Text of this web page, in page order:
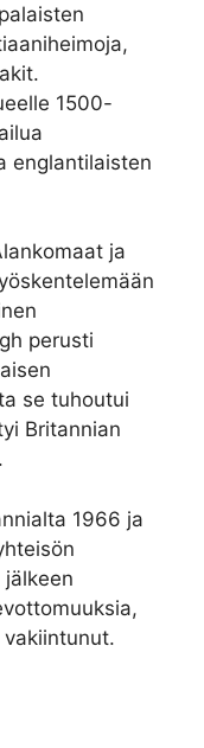
1500-
englantilaisten
ja
perusti
se tuhoutui
Britannian
1966 ja